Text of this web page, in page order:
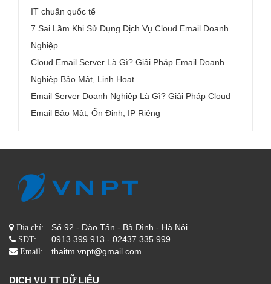
IT chuẩn quốc tế
7 Sai Lầm Khi Sử Dụng Dịch Vụ Cloud Email Doanh
Nghiệp
Cloud Email Server Là Gì? Giải Pháp Email Doanh
Nghiệp Bảo Mật, Linh Hoạt
Email Server Doanh Nghiệp Là Gì? Giải Pháp Cloud
Email Bảo Mật, Ổn Định, IP Riêng
Địa chỉ: Số 92 - Đào Tấn - Bà Đình - Hà Nội
SĐT: 0913 399 913 - 02437 335 999
Email: thaitm.vnpt@gmail.com
DỊCH VỤ TT DỮ LIỆU